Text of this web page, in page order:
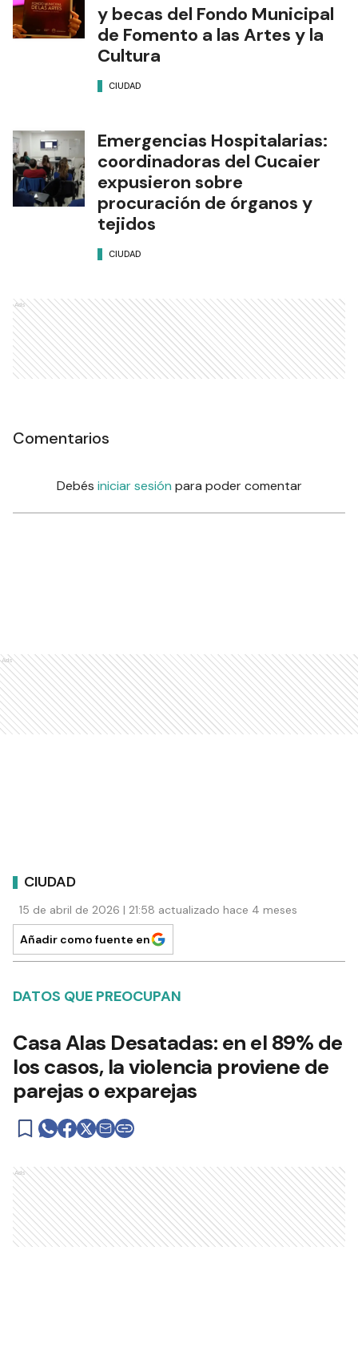
Dieron a conocer a los
beneficiarios de los subsidios
y becas del Fondo Municipal
de Fomento a las Artes y la
CIUDAD
Emergencias Hospitalarias:
coordinadoras del Cucaier
expusieron sobre
procuración de órganos y
CIUDAD
Ads
Ads
CIUDAD
Añadir como fuente en
DATOS QUE PREOCUPAN
Casa Alas Desatadas: en el 89% de
los casos, la violencia proviene de
Ads